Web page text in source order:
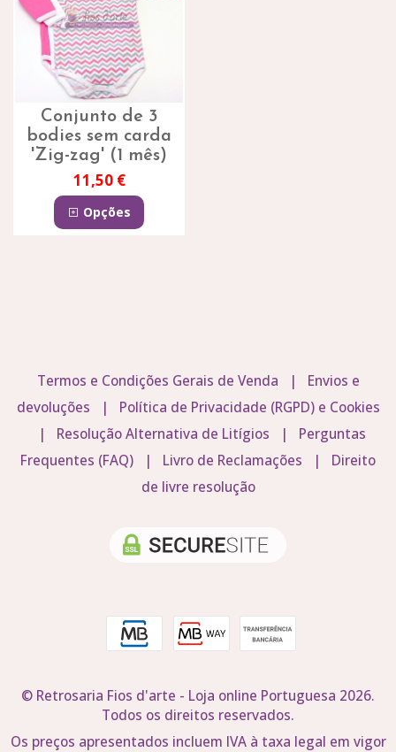
Conjunto de 3
bodies sem carda
'Zig-zag' (1 mês)
11,50 €
Opções
Termos e Condições Gerais de Venda | Envios e
devoluções | Política de Privacidade (RGPD) e Cookies
| Resolução Alternativa de Litígios | Perguntas
Frequentes (FAQ) | Livro de Reclamações | Direito
de livre resolução
© Retrosaria Fios d'arte - Loja online Portuguesa 2026.
Todos os direitos reservados.
Os preços apresentados incluem IVA à taxa legal em vigor